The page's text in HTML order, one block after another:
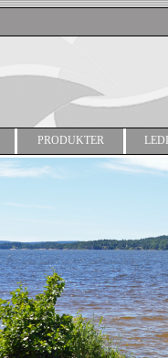
PRODUKTER